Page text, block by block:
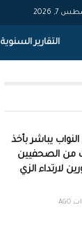
2026
التقارير السنوية
يباشر بأخذ
من الصحفيين
لارتداء الزي